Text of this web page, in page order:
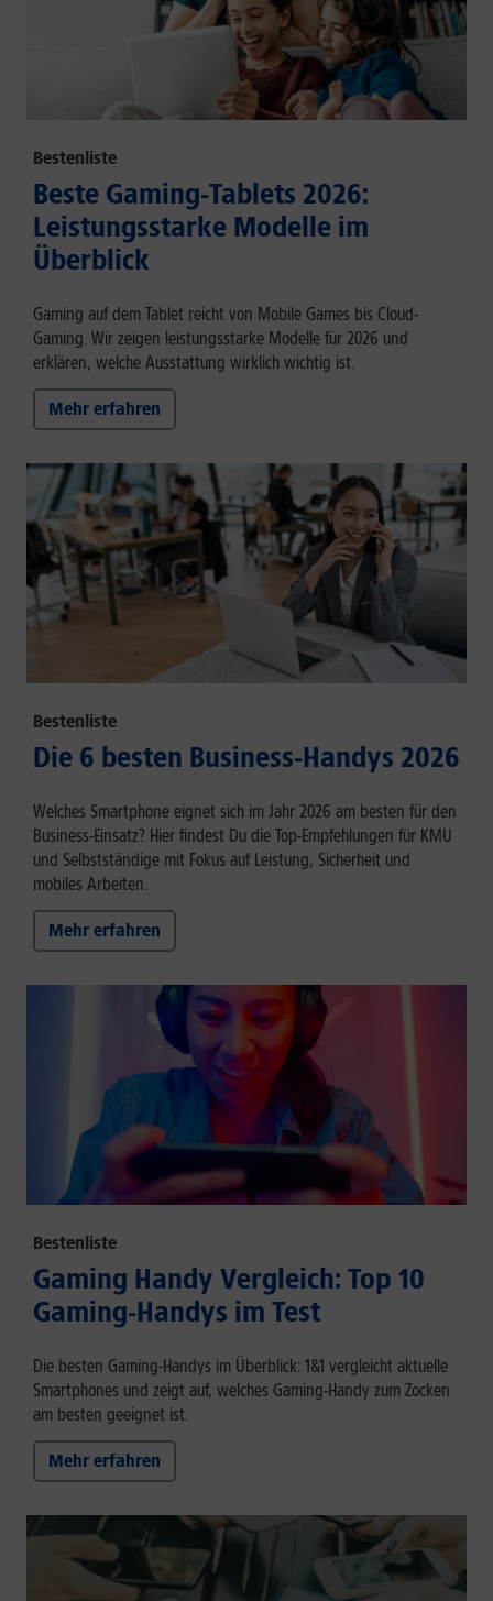
Bestenliste
Beste Gaming-Tablets 2026:
Leistungsstarke Modelle im
Überblick
Gaming auf dem Tablet reicht von Mobile Games bis Cloud-
Gaming. Wir zeigen leistungsstarke Modelle für 2026 und
erklären, welche Ausstattung wirklich wichtig ist.
Mehr erfahren
Bestenliste
Die 6 besten Business-Handys 2026
Welches Smartphone eignet sich im Jahr 2026 am besten für den
Business-Einsatz? Hier findest Du die Top-Empfehlungen für KMU
und Selbstständige mit Fokus auf Leistung, Sicherheit und
mobiles Arbeiten.
Mehr erfahren
Bestenliste
Gaming Handy Vergleich: Top 10
Gaming-Handys im Test
Die besten Gaming-Handys im Überblick: 1&1 vergleicht aktuelle
Smartphones und zeigt auf, welches Gaming-Handy zum Zocken
am besten geeignet ist.
Mehr erfahren